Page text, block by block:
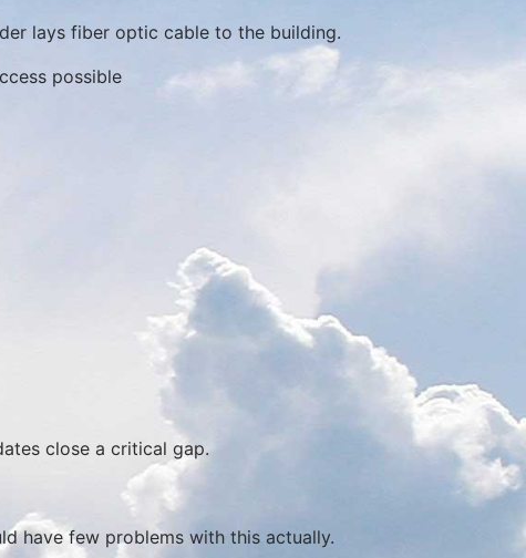
lays fiber optic cable to the building.
possible
close a critical gap.
have few problems with this actually.